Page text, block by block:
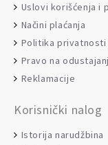
Uslovi korišćenja i
Načini plaćanja
Politika privatnosti
Pravo na
Reklamacije
Korisnički nalog
Istorija narudžbina